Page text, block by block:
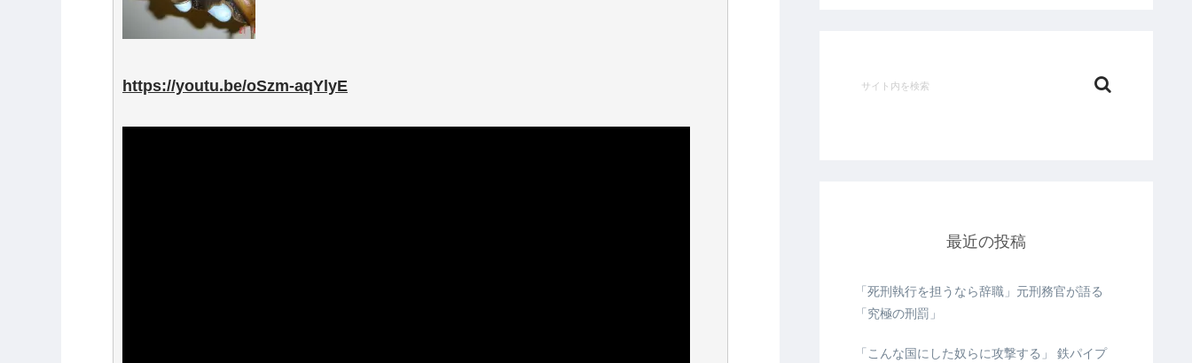
https://youtu.be/oSzm-aqYlyE
最近の投稿
「死刑執行を担うなら辞職」元刑務官が語る
「究極の刑罰」
「こんな国にした奴らに攻撃する」 鉄パイプ